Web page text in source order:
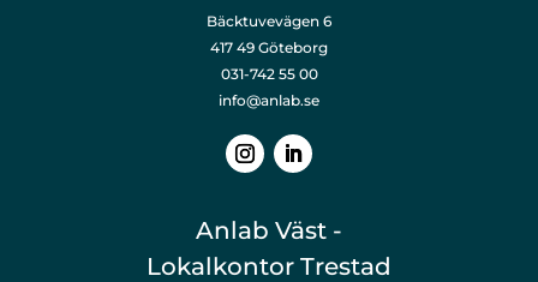
Bäcktuvevägen 6
417 49 Göteborg
031-742 55 00
info@anlab.se
Anlab Väst -
Lokalkontor Trestad